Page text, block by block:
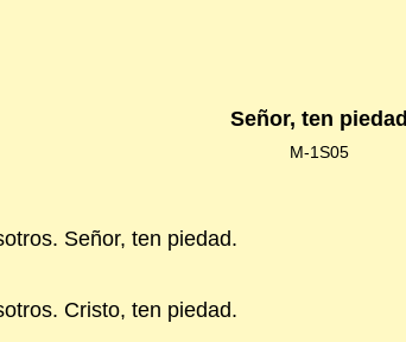
Señor, ten piedad
M-1S05
Señor, ten piedad.
Cristo, ten piedad.